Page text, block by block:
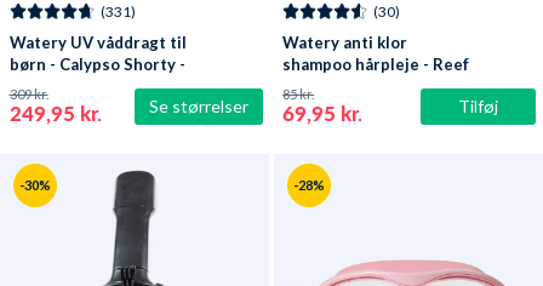
Se størrelser
(331)
Watery UV våddragt til
børn - Calypso Shorty -
Mørkeblå
249,95 kr.
309 kr.
Tilføj
(30)
Watery anti klor
shampoo hårpleje - Reef
69,95 kr.
85 kr.
-30% -28%